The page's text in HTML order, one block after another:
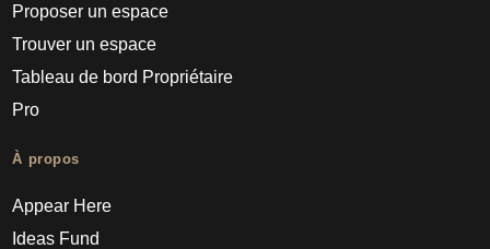
Proposer un espace
Trouver un espace
Tableau de bord Propriétaire
Pro
À propos
Appear Here
Ideas Fund